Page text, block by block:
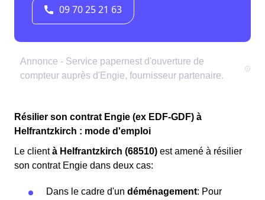
Résilier son contrat Engie (ex EDF-GDF) à
Helfrantzkirch : mode d'emploi
Le clientà Helfrantzkirch (68510) est amené à résilier
son contrat Engie dans deux cas:
Dans le cadre d'un déménagement: Pour